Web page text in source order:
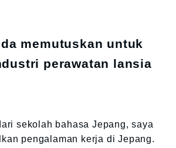
memutuskan untuk
perawatan lansia
sekolah bahasa Jepang, saya
pengalaman kerja di Jepang.